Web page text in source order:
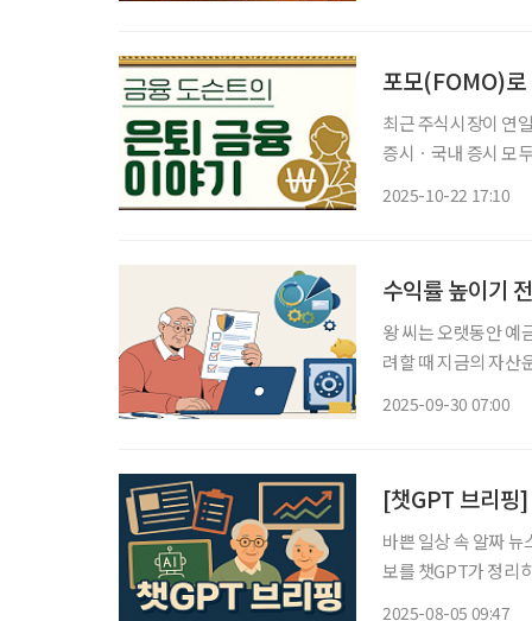
포모(FOMO)로
최근 주식시장이 연
증시ㆍ국내 증시 모
2025-10-22 17:10
수익률 높이기
왕 씨는 오랫동안 예
려할 때 지금의 자산
2025-09-30 07:00
[챗GPT 브리핑
바쁜 일상 속 알짜
보를 챗GPT가 정리하고 편집
2025-08-05 09:47